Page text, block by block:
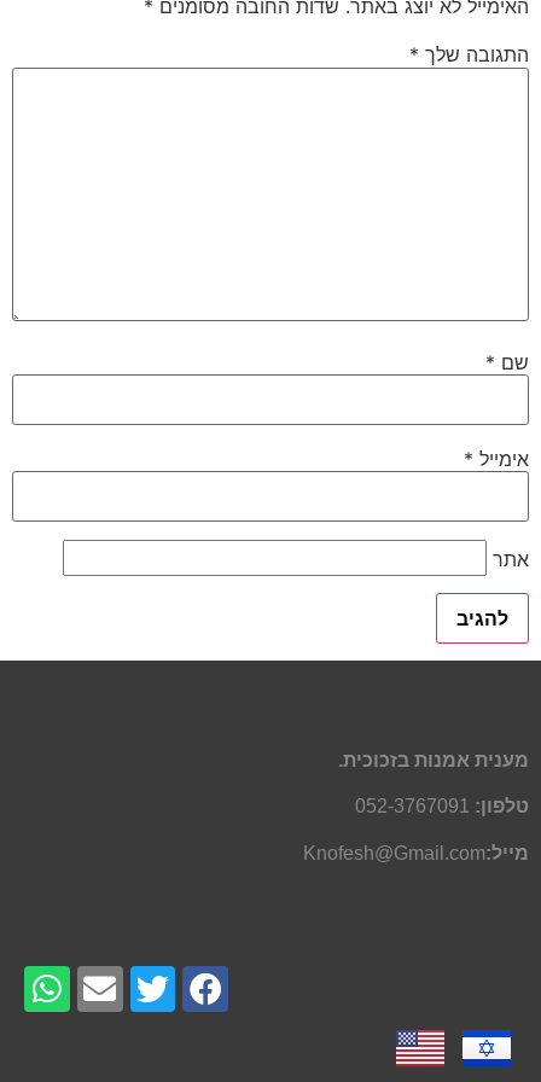
האימייל לא יוצג באתר. שדות החובה מסומנים *
התגובה שלך *
שם *
אימייל *
אתר
מענית אמנות בזכוכית.
טלפון: 052-3767091
מייל:Knofesh@Gmail.com